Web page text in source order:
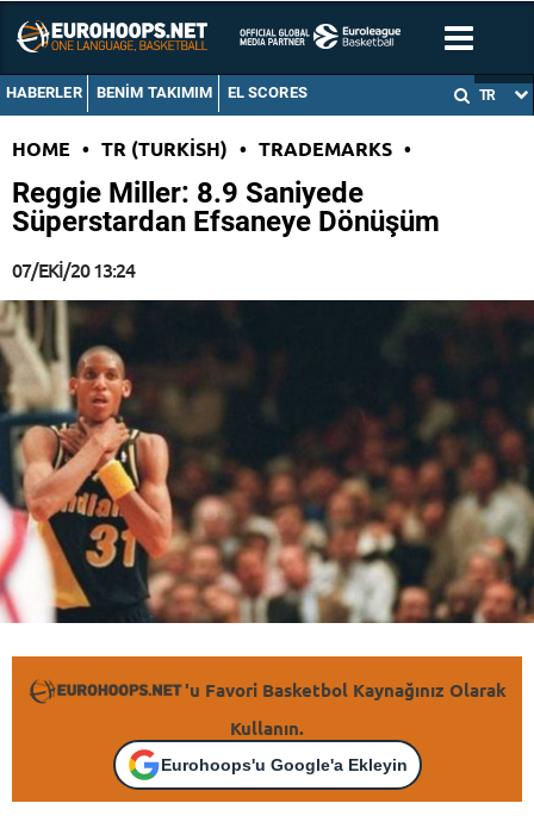
HABERLER BENIM TAKIMIM EL SCORES TR
HOME • TR (TURKISH) • TRADEMARKS •
Reggie Miller: 8.9 Saniyede
Süperstardan Efsaneye Dönüşüm
07/EKI/20 13:24
'u Favori Basketbol Kaynağınız Olarak
Kullanın.
Eurohoops'u Google'a Ekleyin